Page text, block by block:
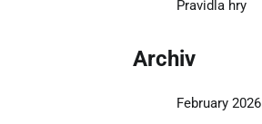
Pravidla hry
Archiv
February 2026